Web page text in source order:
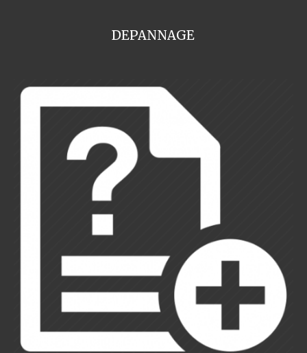
DEPANNAGE